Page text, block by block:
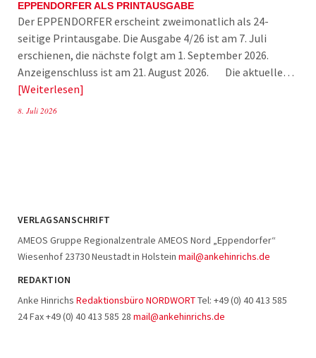
EPPENDORFER ALS PRINTAUSGABE
Der EPPENDORFER erscheint zweimonatlich als 24-
seitige Printausgabe. Die Ausgabe 4/26 ist am 7. Juli
erschienen, die nächste folgt am 1. September 2026.
Anzeigenschluss ist am 21. August 2026. Die aktuelle…
Weiterlesen
8. Juli 2026
VERLAGSANSCHRIFT
AMEOS Gruppe Regionalzentrale AMEOS Nord „Eppendorfer“
Wiesenhof 23730 Neustadt in Holstein mail@ankehinrichs.de
REDAKTION
Anke Hinrichs Redaktionsbüro NORDWORTTel: +49 (0) 40 413 585
24 Fax +49 (0) 40 413 585 28 mail@ankehinrichs.de